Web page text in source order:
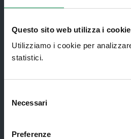
Questo sito web utilizza i cookie
Utilizziamo i cookie per
statistici.
delNecessari
Preferenze
Assistenza sanitaria
Consultorio Familiare
Direzione Assistenza
Medici e Pediatri di Famiglia
Nucleo di Cure Primarie (NCP)